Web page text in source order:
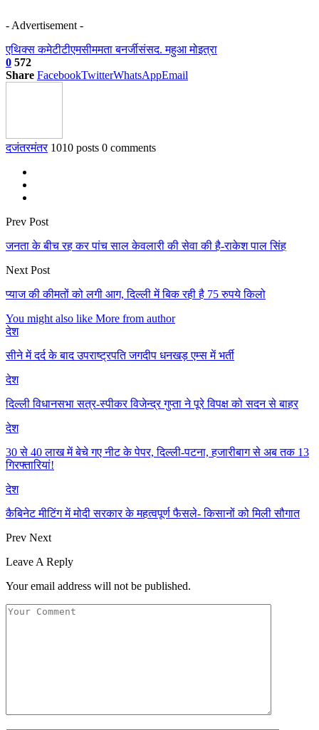
- Advertisement -
एथिक्स कमेटीटीएमसीममता बनर्जीसंसद. महुआ मोइत्रा
0 572
Share FacebookTwitterWhatsAppEmail
दजंतरमंतर 1010 posts 0 comments
Prev Post
जनता के बीच रह कर पांच साल केवलारी की सेवा की है-राकेश पाल सिंह
Next Post
प्याज की कीमतों को लगी आग, दिल्ली में बिक रही है 75 रुपये किलो
You might also like More from author
देश
सीने में दर्द के बाद उपराष्ट्रपति जगदीप धनखड़ एम्स में भर्ती
देश
दिल्ली विधानसभा सत्र-स्पीकर विजेन्द्र गुप्ता ने पूरे विपक्ष को सदन से बाहर
देश
30 से 40 लाख में बेचे गए नीट के पेपर, दिल्ली-पटना, हजारीबाग से अब तक 13
गिरफ्तारियां!
देश
कैबिनेट मीटिंग में मोदी सरकार के महत्वपूर्ण फैसले- किसानों को मिली सौगात
Prev Next
Leave A Reply
Your email address will not be published.